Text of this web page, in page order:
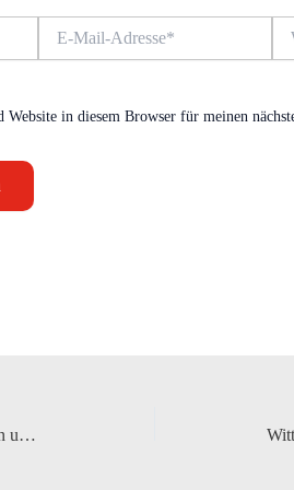
Mail-
in diesem Browser für meinen
Ausbildung bei DIRAK: Wo Ideen wachsen und Karrieren starten